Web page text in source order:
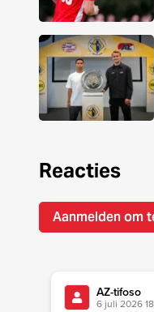
Reacties
Aanmelden om
AZ-tifoso
6 juli 2026